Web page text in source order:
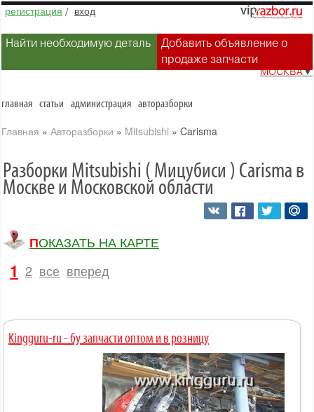
регистрация / вход
Найти необходимую деталь
Добавить объявление о
продаже запчасти
МОСКВА▼
главная статьи администрация авторазборки
Главная » Авторазборки » Mitsubishi » Carisma
Разборки Mitsubishi ( Мицубиси ) Carisma в
Москве и Московской области
ПОКАЗАТЬ НА КАРТЕ
1 2 все вперед
Kingguru-ru - бу запчасти оптом и в розницу